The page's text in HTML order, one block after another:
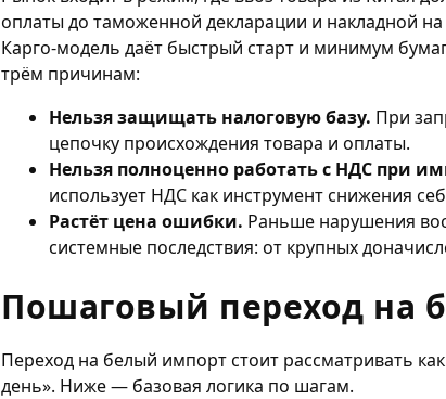
оплаты до таможенной декларации и накладной на
Карго-модель даёт быстрый старт и минимум
трём причинам:
Нельзя защищать налоговую базу. При
цепочку происхождения товара и оплаты.
Нельзя полноценно работать с НДС при
использует НДС как инструмент снижения
Растёт цена ошибки. Раньше нарушения
системные последствия: от крупных
Пошаговый переход на
Переход на белый импорт стоит рассматривать
день». Ниже — базовая логика по шагам.